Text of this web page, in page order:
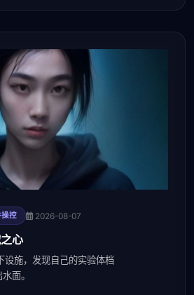
控 2026-08-07
心
设施，发现自己的实验体档
面。